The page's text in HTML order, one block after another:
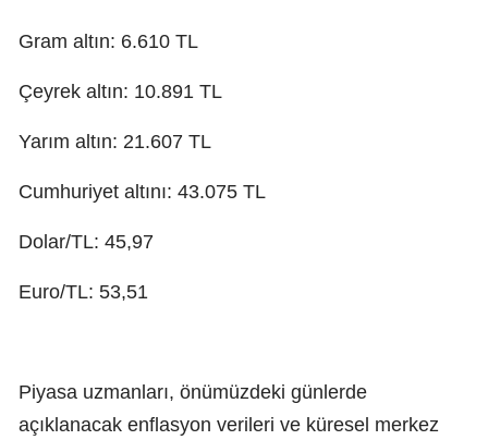
Gram altın: 6.610 TL
Çeyrek altın: 10.891 TL
Yarım altın: 21.607 TL
Cumhuriyet altını: 43.075 TL
Dolar/TL: 45,97
Euro/TL: 53,51
Piyasa uzmanları, önümüzdeki günlerde
açıklanacak enflasyon verileri ve küresel merkez